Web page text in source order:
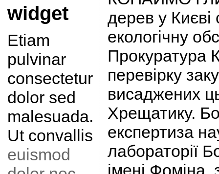
widget
Etiam
pulvinar
consectetur
dolor sed
malesuada.
Ut convallis
euismod
дерев у Києві
екологічну
Прокуратура
перевірку
висаджених
Хрещатику.
експертиза
лабораторії
імені Фоміна,